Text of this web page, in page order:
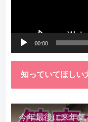
00:00
知っていてほしい